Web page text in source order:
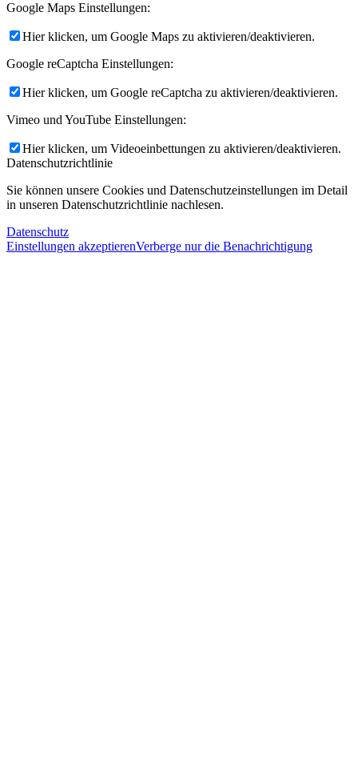
Google Maps Einstellungen:
Hier klicken, um Google Maps zu aktivieren/deaktivieren.
Google reCaptcha Einstellungen:
Hier klicken, um Google reCaptcha zu aktivieren/deaktivieren.
Vimeo und YouTube Einstellungen:
Hier klicken, um Videoeinbettungen zu aktivieren/deaktivieren.
Datenschutzrichtlinie
Sie können unsere Cookies und Datenschutzeinstellungen im Detail
in unseren Datenschutzrichtlinie nachlesen.
Datenschutz
Einstellungen akzeptierenVerberge nur die Benachrichtigung